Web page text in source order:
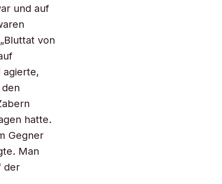
und auf
von
agierte,
hatte.
Gegner
Man
der